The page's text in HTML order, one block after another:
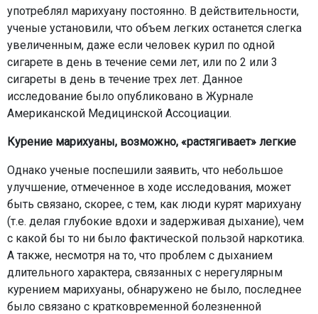
употреблял марихуану постоянно. В действительности,
ученые установили, что объем легких останется слегка
увеличенным, даже если человек курил по одной
сигарете в день в течение семи лет, или по 2 или 3
сигареты в день в течение трех лет. Данное
исследование было опубликовано в Журнале
Американской Медицинской Ассоциации.
Курение марихуаны, возможно, «растягивает» легкие
Однако ученые поспешили заявить, что небольшое
улучшение, отмеченное в ходе исследования, может
быть связано, скорее, с тем, как люди курят марихуану
(т.е. делая глубокие вдохи и задерживая дыхание), чем
с какой бы то ни было фактической пользой наркотика.
А также, несмотря на то, что проблем с дыханием
длительного характера, связанных с нерегулярным
курением марихуаны, обнаружено не было, последнее
было связано с кратковременной болезненной